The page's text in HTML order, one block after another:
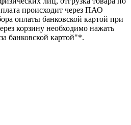
происходит через ПАО
оплаты банковской картой при
корзину необходимо нажать
банковской картой"*.